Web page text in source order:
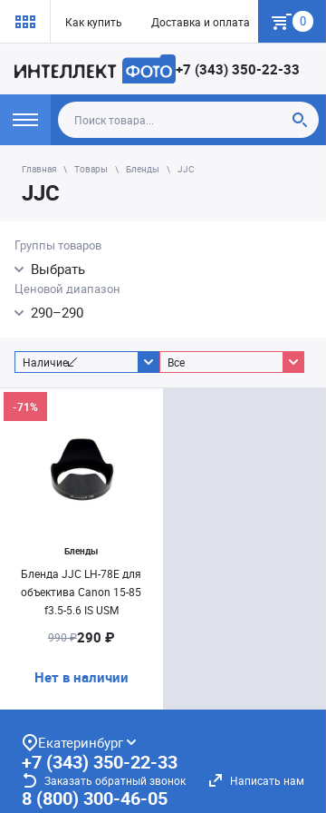
Как купить Доставка и оплата Гарантия
0
+7 (343) 350-22-33
Главная Товары Бленды JJC
JJC
Группы товаров
Выбрать
Ценовой диапазон
290–290
Наличие Все
Бленды
Бленда JJC LH-78E для
объектива Canon 15-85
f3.5-5.6 IS USM
-71%
990 ₽290 ₽
Нет в наличии
Екатеринбург
+7 (343) 350-22-33
Заказать обратный звонок Написать нам
8 (800) 300-46-05